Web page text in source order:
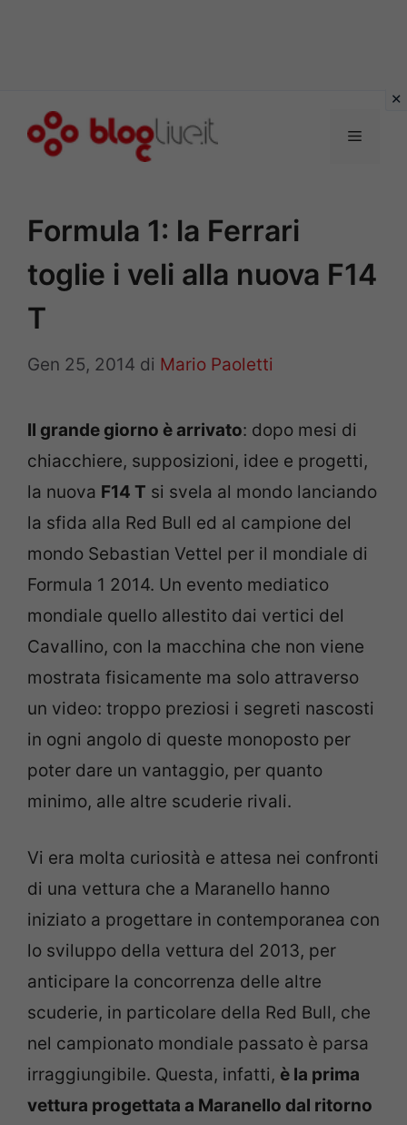
Menu
Formula 1: la Ferrari
toglie i veli alla nuova F14
T
Gen 25, 2014 di Mario Paoletti
Il grande giorno è arrivato: dopo mesi di
chiacchiere, supposizioni, idee e progetti,
la nuova F14 T si svela al mondo lanciando
la sfida alla Red Bull ed al campione del
mondo Sebastian Vettel per il mondiale di
Formula 1 2014. Un evento mediatico
mondiale quello allestito dai vertici del
Cavallino, con la macchina che non viene
mostrata fisicamente ma solo attraverso
un video: troppo preziosi i segreti nascosti
in ogni angolo di queste monoposto per
poter dare un vantaggio, per quanto
minimo, alle altre scuderie rivali.
Vi era molta curiosità e attesa nei confronti
di una vettura che a Maranello hanno
iniziato a progettare in contemporanea con
lo sviluppo della vettura del 2013, per
anticipare la concorrenza delle altre
scuderie, in particolare della Red Bull, che
nel campionato mondiale passato è parsa
irraggiungibile. Questa, infatti, è la prima
vettura progettata a Maranello dal ritorno